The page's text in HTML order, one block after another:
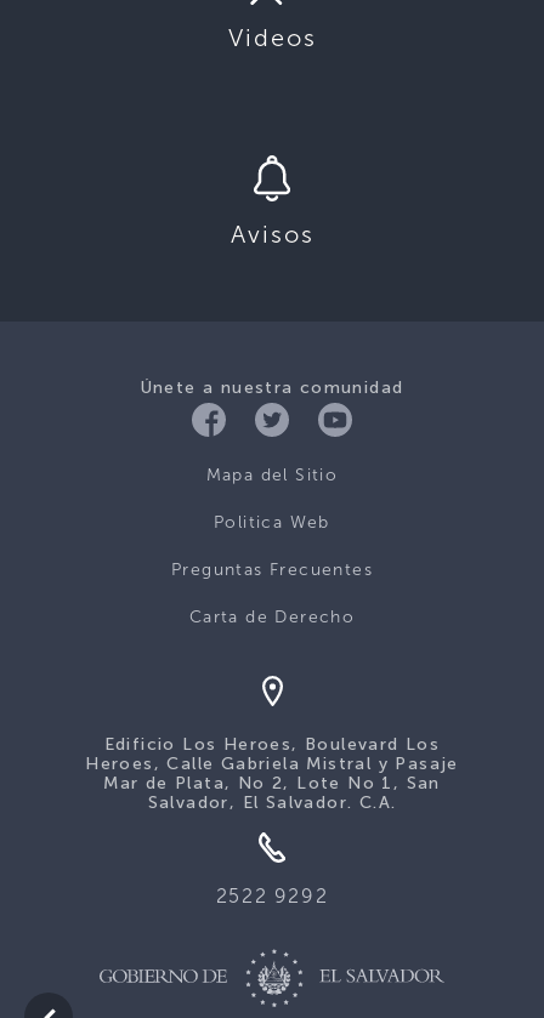
Videos
Avisos
Únete a nuestra comunidad
Mapa del Sitio
Politica Web
Preguntas Frecuentes
Carta de Derecho
Edificio Los Heroes, Boulevard Los
Heroes, Calle Gabriela Mistral y Pasaje
Mar de Plata, No 2, Lote No 1, San
Salvador, El Salvador. C.A.
2522 9292